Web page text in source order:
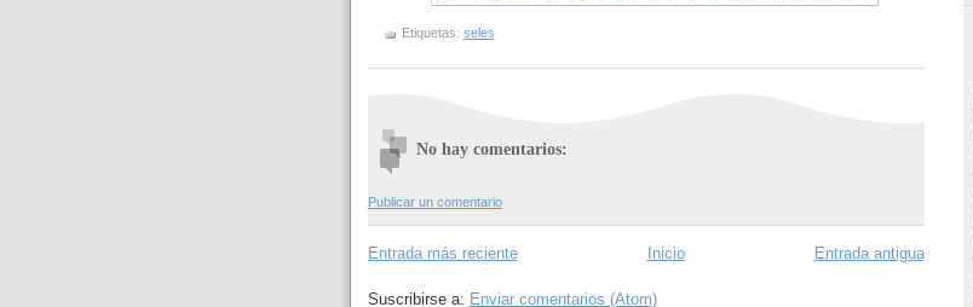
Etiquetas: seles
No hay comentarios:
Publicar un comentario
Entrada más reciente Entrada antigua
Inicio
Suscribirse a: Enviar comentarios (Atom)